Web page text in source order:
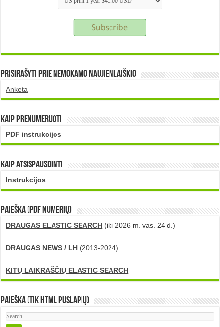
Prisirašyti prie nemokamo naujienlaiškio
Anketa
Kaip prenumeruoti
PDF instrukcijos
Kaip atsispausdinti
Instrukcijos
PAIEŠKA (PDF numerių)
DRAUGAS ELASTIC SEARCH (iki 2026 m. vas. 24 d.)
...
DRAUGAS NEWS / LH (2013-2024)
...
KITŲ LAIKRAŠČIŲ ELASTIC SEARCH
Paieška (tik HTML puslapių)